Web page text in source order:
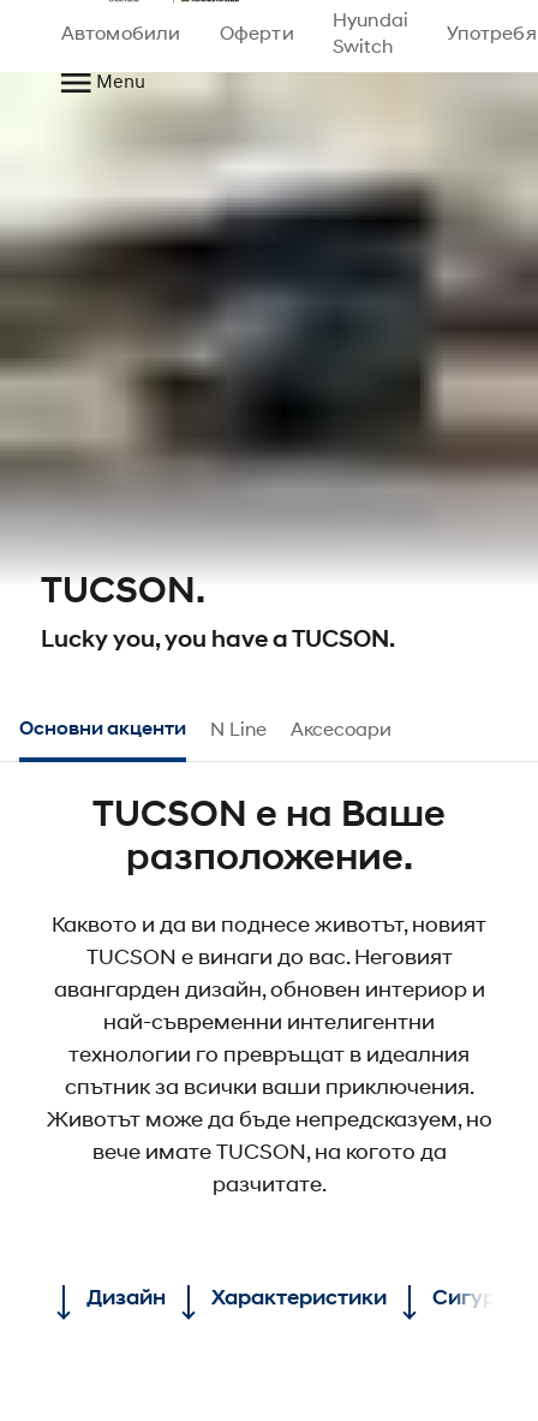
Автомобили Оферти
Hyundai
Switch
Menu
TUCSON.
Lucky you, you have a TUCSON.
Основни акценти N Line Аксесоари
TUCSON е на Ваше
разположение.
Каквото и да ви поднесе животът, новият
TUCSON е винаги до вас. Неговият
авангарден дизайн, обновен интериор и
най-съвременни интелигентни
технологии го превръщат в идеалния
спътник за всички ваши приключения.
Животът може да бъде непредсказуем, но
вече имате TUCSON, на когото да
разчитате.
Дизайн Характеристики